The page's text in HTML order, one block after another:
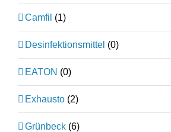
Camfil (1)
Desinfektionsmittel (0)
EATON (0)
Exhausto (2)
Grünbeck (6)